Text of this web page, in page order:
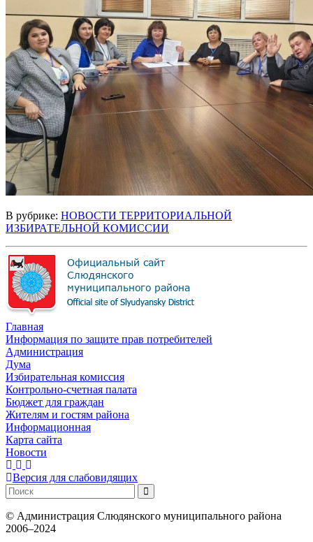
В рубрике: НОВОСТИ ТЕРРИТОРИАЛЬНОЙ
ИЗБИРАТЕЛЬНОЙ КОМИССИИ
Главная
Информация по защите прав потребителей
Администрация
Дума
Избирательная комиссия
Контрольно-счетная палата
Бюджет для граждан
Жителям и гостям района
Информационная
Карта сайта
Новости
Версия для слабовидящих
© Администрация Слюдянского муниципального района
2006–2024